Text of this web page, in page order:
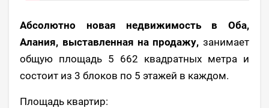
Абсолютно новая недвижимость в Оба,
Алания, выставленная на продажу, занимает
общую площадь 5 662 квадратных метра и
состоит из 3 блоков по 5 этажей в каждом.
Площадь квартир: